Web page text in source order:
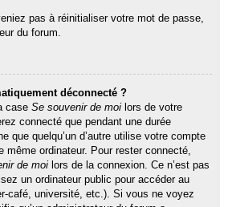
pas à réinitialiser votre mot de passe,
du forum.
déconnecté ?
case Se souvenir de moi lors de votre
connecté que pendant une durée
que quelqu’un d’autre utilise votre compte
ordinateur. Pour rester connecté,
de moi lors de la connexion. Ce n’est pas
un ordinateur public pour accéder au
café, université, etc.). Si vous ne voyez